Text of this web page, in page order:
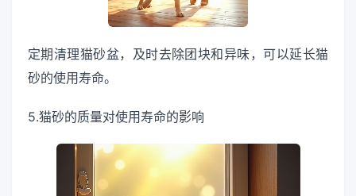
定期清理猫砂盆，及时去除团块和异味，可以延长猫
砂的使用寿命。
5.猫砂的质量对使用寿命的影响